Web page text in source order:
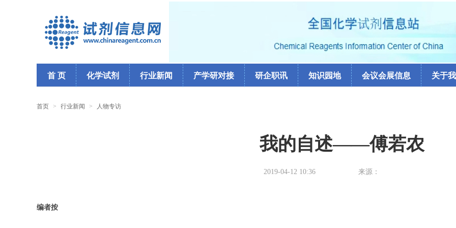
首 页 化学试剂 行业新闻 产学研对接 研企职讯 知识园地 会议会展信息 关于
首页 > 行业新闻 > 人物专访
我的自述——傅若农
2019-04-12 10:36 来源：
编者按